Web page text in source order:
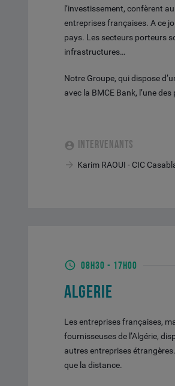
l’investissement, confèrent
entreprises françaises. A ce
pays. Les secteurs porteurs
infrastructures…
Notre Groupe, qui dispose
avec la BMCE Bank, l’une
INTERVENANTS
Karim RAOUI - CIC
08H30 - 17H00
ALGERIE
Les entreprises françaises,
fournisseuses de l’Algérie,
autres entreprises
que la distance.